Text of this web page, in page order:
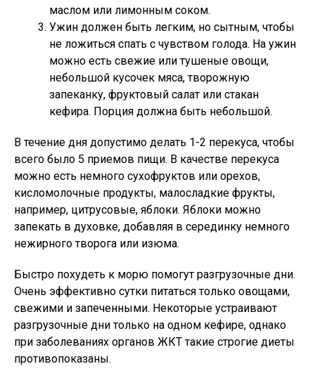
маслом или лимонным соком.
Ужин должен быть легким, но сытным, чтобы
не ложиться спать с чувством голода. На ужин
можно есть свежие или тушеные овощи,
небольшой кусочек мяса, творожную
запеканку, фруктовый салат или стакан
кефира. Порция должна быть небольшой.
В течение дня допустимо делать 1-2 перекуса, чтобы
всего было 5 приемов пищи. В качестве перекуса
можно есть немного сухофруктов или орехов,
кисломолочные продукты, малосладкие фрукты,
например, цитрусовые, яблоки. Яблоки можно
запекать в духовке, добавляя в серединку немного
нежирного творога или изюма.
Быстро похудеть к морю помогут разгрузочные дни.
Очень эффективно сутки питаться только овощами,
свежими и запеченными. Некоторые устраивают
разгрузочные дни только на одном кефире, однако
при заболеваниях органов ЖКТ такие строгие диеты
противопоказаны.